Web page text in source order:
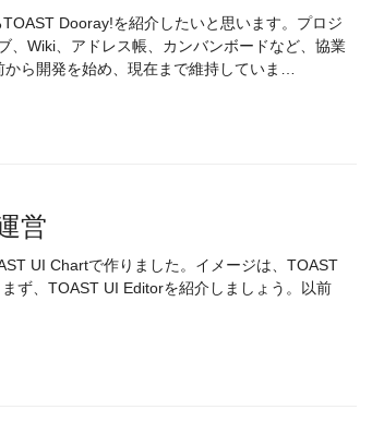
Dooray!を紹介したいと思います。プロジ
、Wiki、アドレス帳、カンバンボードなど、協業
ら開発を始め、現在まで維持していま…
営
UI Chartで作りました。イメージは、TOAST
ず、TOAST UI Editorを紹介しましょう。以前